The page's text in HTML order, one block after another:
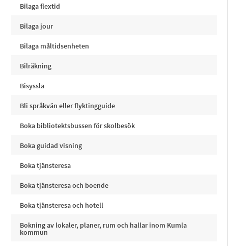
Bilaga flextid
Bilaga jour
Bilaga måltidsenheten
Bilräkning
Bisyssla
Bli språkvän eller flyktingguide
Boka bibliotektsbussen för skolbesök
Boka guidad visning
Boka tjänsteresa
Boka tjänsteresa och boende
Boka tjänsteresa och hotell
Bokning av lokaler, planer, rum och hallar inom Kumla
kommun